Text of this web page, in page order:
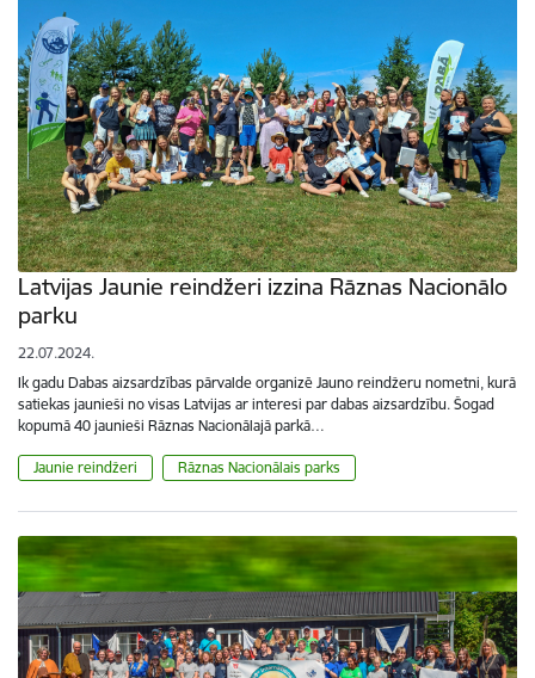
Latvijas Jaunie reindžeri izzina Rāznas Nacionālo
parku
22.07.2024.
Ik gadu Dabas aizsardzības pārvalde organizē Jauno reindžeru nometni, kurā
satiekas jaunieši no visas Latvijas ar interesi par dabas aizsardzību. Šogad
kopumā 40 jaunieši Rāznas Nacionālajā parkā…
Jaunie reindžeri Rāznas Nacionālais parks